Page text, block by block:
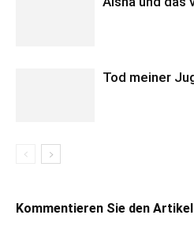
Tod meiner
Kommentieren Sie den Artikel